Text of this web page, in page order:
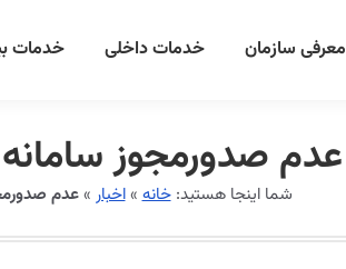
معرفی سازمان خدمات داخلی خدمات
عدم صدورمجوز سامانه
شما اینجا هستید:خانه»اخبار »عدم